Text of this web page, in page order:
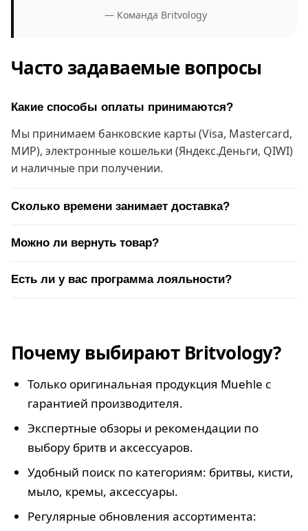
— Команда Britvology
Часто задаваемые вопросы
Какие способы оплаты принимаются?
Мы принимаем банковские карты (Visa, Mastercard,
МИР), электронные кошельки (Яндекс.Деньги, QIWI)
и наличные при получении.
Сколько времени занимает доставка?
Можно ли вернуть товар?
Есть ли у вас программа лояльности?
Почему выбирают Britvology?
Только оригинальная продукция Muehle с
гарантией производителя.
Экспертные обзоры и рекомендации по
выбору бритв и аксессуаров.
Удобный поиск по категориям: бритвы, кисти,
мыло, кремы, аксессуары.
Регулярные обновления ассортимента: